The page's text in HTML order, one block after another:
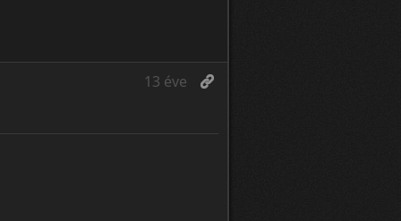
13 éve